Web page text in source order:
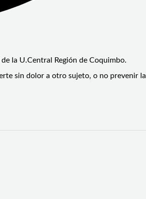
la U.Central Región de Coquimbo.
sin dolor a otro sujeto, o no prevenir la